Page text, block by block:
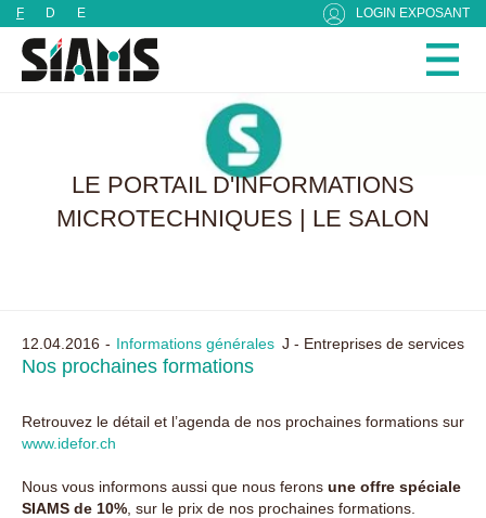
F D E LOGIN EXPOSANT
LE PORTAIL D'INFORMATIONS
MICROTECHNIQUES | LE SALON
12.04.2016 Informations générales J - Entreprises de services
Nos prochaines formations
Retrouvez le détail et l’agenda de nos prochaines formations sur
www.idefor.ch
Nous vous informons aussi que nous ferons une offre spéciale
SIAMS de 10% , sur le prix de nos prochaines formations.
Panneau de gestion des cookies